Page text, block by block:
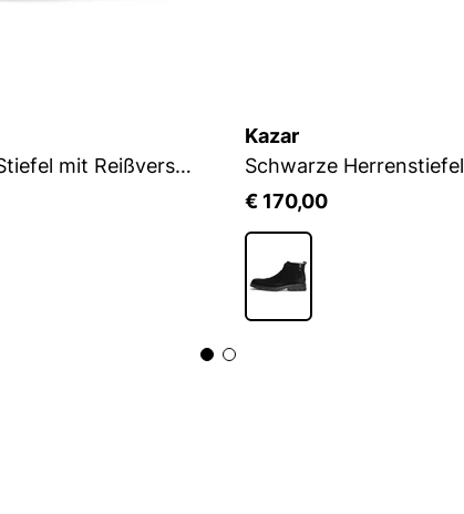
Schwarze Stiefel mit Reißverschluss und Bindung
Kazar
Schwarze Herrenstiefel
€ 170,00